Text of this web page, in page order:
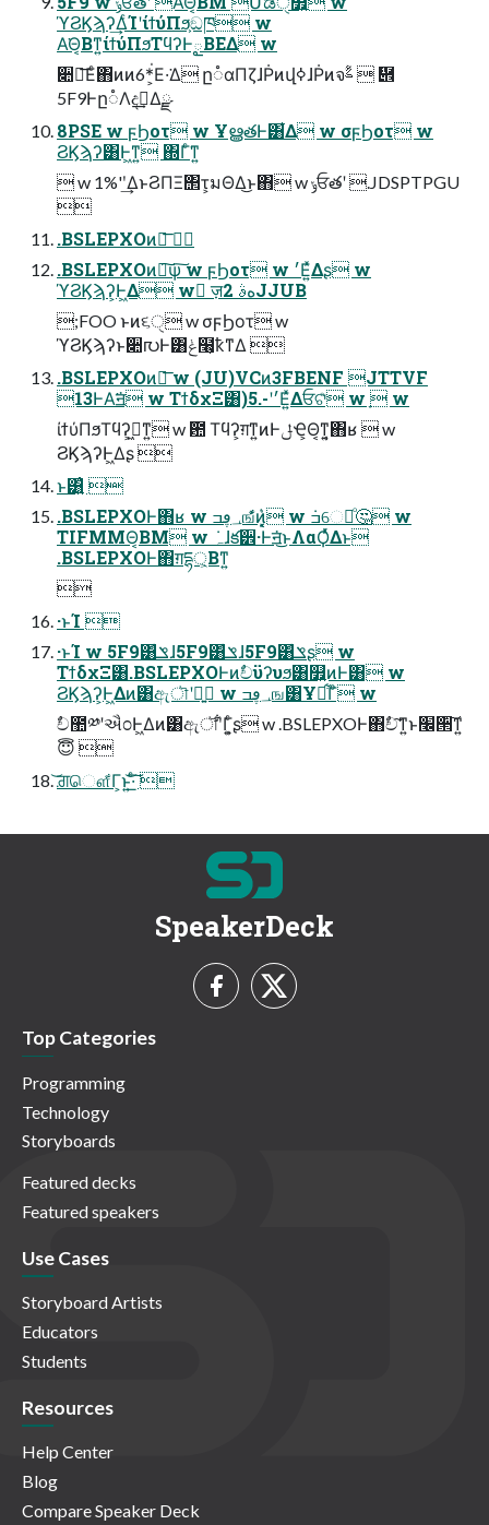
ϓϨϏϡʔ͢ΔͨΊʹίϯύΠϧ͕ඞཁ w
Α͘Θ͔Βͳ͍ίϯύΠϧΤϥʔͰౖΒΕΔ w
૊൛͞Εͨ΋ͷͷ6*่͕Ε·͘Δ ը૾αΠζɺṖͷվߦɺṖͷจࣈؒ  ὎
5F9Ͱը૾Λදࣔ͢Δྫ
8PSE w ϝϦοτ w ҰൠతͰ͸͋Δ w σϝϦοτ w
ϨϏϡʔ͸Ͱ͖ͳ͍ ΍Γͨ͘ͳ͍
 w 1%'ʹ͢ΔͱϨΠΞ΢τ͕มΘΔ͜ͱ΋ w ݸਓతʹ .JDSPTPGU

.BSLEPXOͷྑ͞ 
.BSLEPXOͷྑ͠ѱ͠ w ϝϦοτ w ׳Ε͍ͯΔʂ w
ϓϨϏϡʔ͕Ͱ͖Δ w ٕज़هࣄ 2JJUB
;FOO ͱͷ૬ੑ w σϝϦοτ w
ϓϨϏϡʔͱ૊൛Ͱ͸ݟͨ໨͕ҟͳΔ 
.BSLEPXOͷྑ͞ w (JU)VCͷ3FBENF JTTVF
13ͰΑ͘ॻ͘ w ΤϯδχΞ͸)5.-ʹ׳Ε͍ͯΔਓଟͦ͏ w ָ w
ίϯύΠϧΤϥʔ͕ى͖ͳ͍ w ܽ఺ Τϥʔ͕ग़ͳ͍ͷͰݪҼ͕Θ͔ͳ͍͔΋ʁ  w
ϨϏϡʔͰ͖Δʂ 
ͱ͸͍͑ 
.BSLEPXOͰ΋ʁ w ؀ڥߏங͋ͬͯͷ͓͔͛ w ݁ߏେมͦ͏🤔 w
TIFMMΘ͔ΒΜ w ݁ہɺక੾·Ͱॻ͘͜ͱΛαϘͬͯΔͱ
.BSLEPXOͰ΋ग़དྷ্͕Βͳ͍

·ͱΊ 
·ͱΊ w 5F9͸ݏͩɺ5F9͸ݏͩɺ5F9͸ݏͩʂ w
ΤϯδχΞ͸.BSLEPXOͰͷࣥචϋʔυϧ͸௿͍ͷͰ͸ w
ϨϏϡʔ͕Ͱ͖Δͷ͸ඇৗʹྑ͍ w ؀ڥߏங͸Ұบ͋Γͦ͏ w
ࣥච಺༰ʹઐ೦Ͱ͖Δͷ͸ඇৗʹ͋Γ͕͍ͨʂ w .BSLEPXOͰ΋ࣥච͠ͳ͍ͱ׬੒͠ͳ͍
😇 
͝ਗ਼ௌ͋Γ͕ͱ͏͍͟͝·ͨ͠ 
SpeakerDeck
Top Categories
Programming
Technology
Storyboards
Featured decks
Featured speakers
Use Cases
Storyboard Artists
Educators
Students
Resources
Help Center
Blog
Compare Speaker Deck